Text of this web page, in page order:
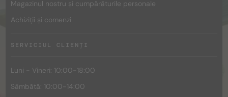
Magazinul nostru și cumpărăturile personale
Achiziții și comenzi
SERVICIUL CLIENȚI
Luni - Vineri: 10:00-18:00
Sâmbătă: 10:00-14:00